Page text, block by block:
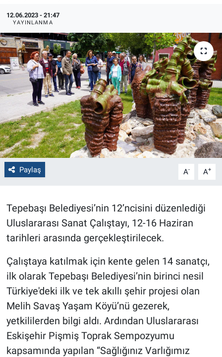
12.06.2023 - 21:47
YAYINLANMA
Paylaş A- A+
Tepebaşı Belediyesi’nin 12’ncisini düzenlediği
Uluslararası Sanat Çalıştayı, 12-16 Haziran
tarihleri arasında gerçekleştirilecek.
Çalıştaya katılmak için kente gelen 14 sanatçı,
ilk olarak Tepebaşı Belediyesi’nin birinci nesil
Türkiye'deki ilk ve tek akıllı şehir projesi olan
Melih Savaş Yaşam Köyü’nü gezerek,
yetkililerden bilgi aldı. Ardından Uluslararası
Eskişehir Pişmiş Toprak Sempozyumu
kapsamında yapılan “Sağlığınız Varlığımız
Bilecik
Kütahya
Gezi
Genel
Çevre
Yerel
Bilim ve Teknoloji